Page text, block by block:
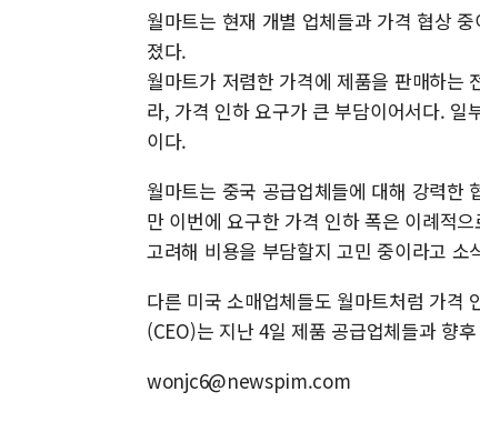
월마트는 현재 개별 업체들과 가격 협상
졌다.
월마트가 저렴한 가격에 제품을 판매하는
라, 가격 인하 요구가 큰 부담이어서다.
이다.
월마트는 중국 공급업체들에 대해 강력한
만 이번에 요구한 가격 인하 폭은 이례적
고려해 비용을 부담할지 고민 중이라고 소
다른 미국 소매업체들도 월마트처럼 가격
(CEO)는 지난 4일 제품 공급업체들과 향
wonjc6@newspim.com